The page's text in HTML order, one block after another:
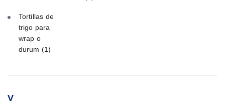
Tortillas de
trigo para
wrap o
durum (1)
V